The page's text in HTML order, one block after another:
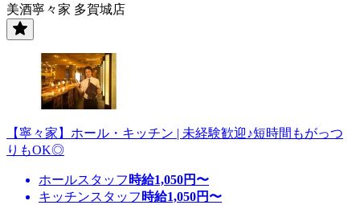
美酒寧々家 多賀城店
【寧々家】ホール・キッチン | 未経験歓迎♪短時間もがっつ
りもOK◎
ホールスタッフ 時給1,050円〜
キッチンスタッフ 時給1,050円〜